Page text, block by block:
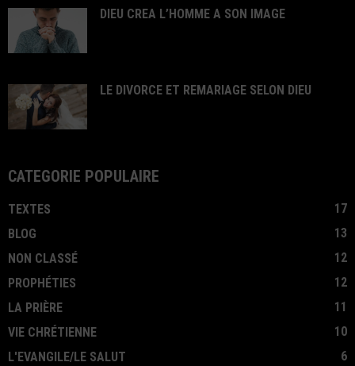
DIEU CREA L’HOMME A SON IMAGE
LE DIVORCE ET REMARIAGE SELON DIEU
CATÉGORIE POPULAIRE
TEXTES
17
BLOG
13
NON CLASSÉ
12
PROPHÉTIES
12
LA PRIÈRE
11
VIE CHRÉTIENNE
10
L'EVANGILE/LE SALUT
6